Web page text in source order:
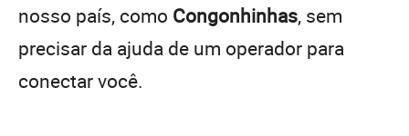
nosso país, como Congonhinhas, sem
precisar da ajuda de um operador para
conectar você.